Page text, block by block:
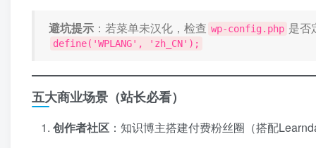
避坑提示 ：若菜单未汉化，检查 wp-config.php 是否
define('WPLANG', 'zh_CN');
五大商业场景（站长必看）​
创作者社区 ：知识博主搭建付费粉丝圈（搭配